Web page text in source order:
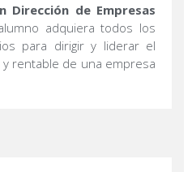
Dirección de Empresas
adquiera todos los
para dirigir y liderar el
rentable de una empresa